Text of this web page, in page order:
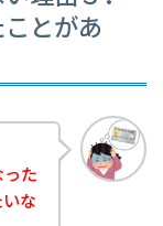
とがあ
た
な